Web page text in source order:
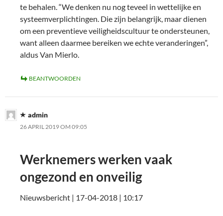
te behalen. “We denken nu nog teveel in wettelijke en
systeemverplichtingen. Die zijn belangrijk, maar dienen
om een preventieve veiligheidscultuur te ondersteunen,
want alleen daarmee bereiken we echte veranderingen”,
aldus Van Mierlo.
BEANTWOORDEN
admin
26 APRIL 2019 OM 09:05
Werknemers werken vaak
ongezond en onveilig
Nieuwsbericht | 17-04-2018 | 10:17